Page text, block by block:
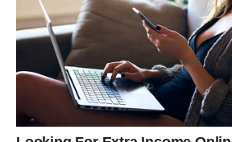
Pored toga, osjećaj nepravde u sitnim,
situacijama – poput odluka o kućnim
prioritetima – akumulirao se godinama.
nesuglasica činila se težom jer nije bilo